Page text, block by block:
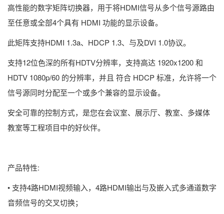
高性能的数字矩阵切换器，用于将HDMI信号从多个信号源路由
至任意或全部4个具有 HDMI 功能的显示设备。
此矩阵支持HDMI 1.3a、HDCP 1.3、与及DVI 1.0协议。
支持12位色深的所有HDTV分辨率，支持高达 1920x1200 和
HDTV 1080p/60 的分辨率，并且 符合 HDCP 标准，允许将一个
信号源同时分配至一个或多个兼容的显示设备。
安全可靠的控制方式，是您在会议室、展示厅、教室、多媒体
教室等工程项目中的好伙伴。
产品特性:
• 支持4路HDMI视频输入，4路HDMI输出与及嵌入式多通道数字
音频信号的交叉切换；